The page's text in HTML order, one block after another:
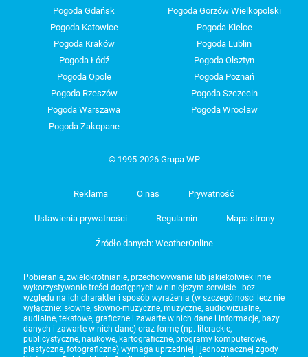
Pogoda Gdańsk
Pogoda Gorzów Wielkopolski
Pogoda Katowice
Pogoda Kielce
Pogoda Kraków
Pogoda Lublin
Pogoda Łódź
Pogoda Olsztyn
Pogoda Opole
Pogoda Poznań
Pogoda Rzeszów
Pogoda Szczecin
Pogoda Warszawa
Pogoda Wrocław
Pogoda Zakopane
© 1995-2026 Grupa WP
Reklama O nas Prywatność
Ustawienia prywatności Regulamin Mapa strony
Źródło danych: WeatherOnline
Pobieranie, zwielokrotnianie, przechowywanie lub jakiekolwiek inne
wykorzystywanie treści dostępnych w niniejszym serwisie - bez
względu na ich charakter i sposób wyrażenia (w szczególności lecz nie
wyłącznie: słowne, słowno-muzyczne, muzyczne, audiowizualne,
audialne, tekstowe, graficzne i zawarte w nich dane i informacje, bazy
danych i zawarte w nich dane) oraz formę (np. literackie,
publicystyczne, naukowe, kartograficzne, programy komputerowe,
plastyczne, fotograficzne) wymaga uprzedniej i jednoznacznej zgody